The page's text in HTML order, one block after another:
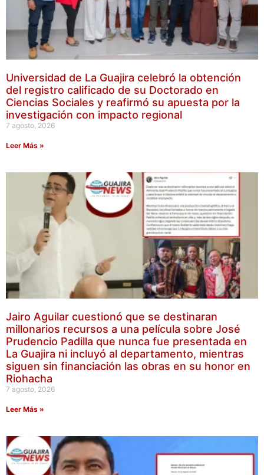
Universidad de La Guajira celebró la obtención
del registro calificado de su Doctorado en
Ciencias Sociales y reafirmó su apuesta por la
investigación con impacto regional
7 agosto, 2026
Leer Más »
Jairo Aguilar cuestionó que se destinaran
millonarios recursos a una película sobre José
Prudencio Padilla que nunca fue presentada en
La Guajira ni incluyó al departamento, mientras
siguen sin financiación las obras en su honor en
Riohacha
7 agosto, 2026
Leer Más »